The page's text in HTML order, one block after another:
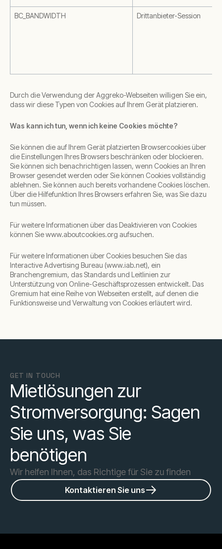
BC_BANDWIDTH Drittanbieter-Session
Durch die Verwendung der Aggreko-Webseiten willigen Sie ein,
dass wir diese Typen von Cookies auf Ihrem Gerät platzieren.
Was kann ich tun, wenn ich keine Cookies möchte?
Sie können die auf Ihrem Gerät platzierten Browsercookies über
die Einstellungen Ihres Browsers beschränken oder blockieren.
Sie können sich benachrichtigen lassen, wenn Cookies an Ihren
Browser gesendet werden oder Sie können Cookies vollständig
ablehnen. Sie können auch bereits vorhandene Cookies löschen.
Über die Hilfefunktion Ihres Browsers erfahren Sie, was Sie dazu
tun müssen.
Für weitere Informationen über das Deaktivieren von Cookies
können Sie www.aboutcookies.org aufsuchen.
Für weitere Informationen über Cookies besuchen Sie das
Interactive Advertising Bureau (www.iab.net), ein
Branchengremium, das Standards und Leitlinien zur
Unterstützung von Online-Geschäftsprozessen entwickelt. Das
Gremium hat eine Reihe von Webseiten erstellt, auf denen die
Funktionsweise und Verwaltung von Cookies erläutert wird.
GET IN TOUCH
Mietlösungen zur
Stromversorgung: Sagen
Sie uns, was Sie
benötigen
Wir helfen Ihnen, das Richtige für Sie zu finden
Kontaktieren Sie uns